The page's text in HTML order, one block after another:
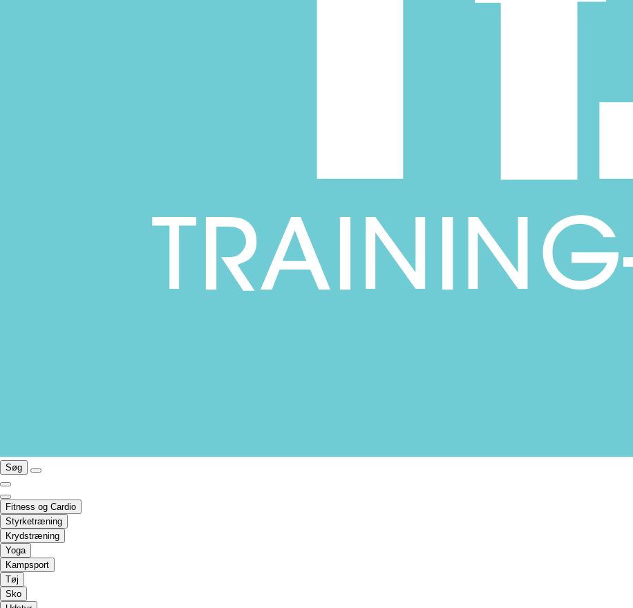
Søg
Fitness og Cardio
Styrketræning
Krydstræning
Yoga
Kampsport
Tøj
Sko